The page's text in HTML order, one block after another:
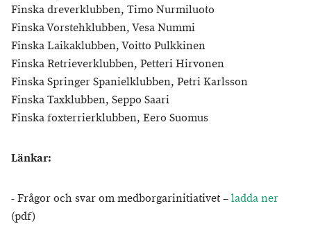
Finska dreverklubben, Timo Nurmiluoto
Finska Vorstehklubben, Vesa Nummi
Finska Laikaklubben, Voitto Pulkkinen
Finska Retrieverklubben, Petteri Hirvonen
Finska Springer Spanielklubben, Petri Karlsson
Finska Taxklubben, Seppo Saari
Finska foxterrierklubben, Eero Suomus
Länkar:
- Frågor och svar om medborgarinitiativet –ladda ner
(pdf)